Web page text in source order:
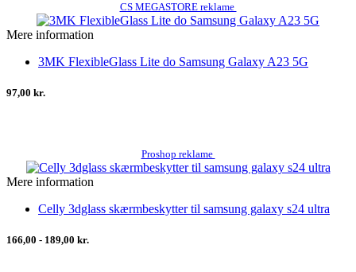
CS MEGASTORE reklame
Mere information
3MK FlexibleGlass Lite do Samsung Galaxy A23 5G
97,00 kr.
Proshop reklame
Mere information
Celly 3dglass skærmbeskytter til samsung galaxy s24 ultra
166,00 - 189,00 kr.